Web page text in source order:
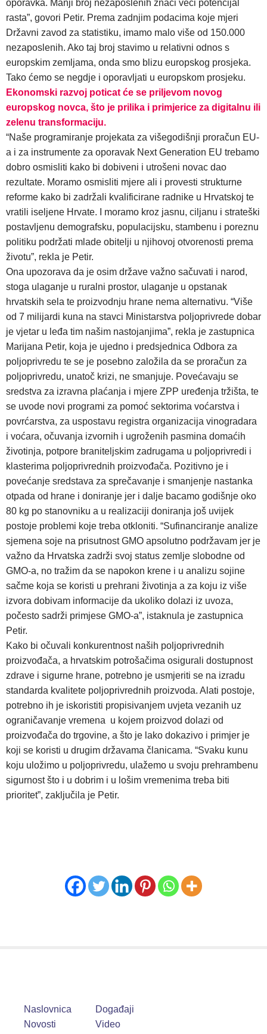
oporavka. Manji broj nezaposlenih znači veći potencijal
rasta”, govori Petir. Prema zadnjim podacima koje mjeri
Državni zavod za statistiku, imamo malo više od 150.000
nezaposlenih. Ako taj broj stavimo u relativni odnos s
europskim zemljama, onda smo blizu europskog prosjeka.
Tako ćemo se negdje i oporavljati u europskom prosjeku.
Ekonomski razvoj poticat će se priljevom novog
europskog novca, što je prilika i primjerice za digitalnu ili
zelenu transformaciju.
“Naše programiranje projekata za višegodišnji proračun EU-
a i za instrumente za oporavak Next Generation EU trebamo
dobro osmisliti kako bi dobiveni i utrošeni novac dao
rezultate. Moramo osmisliti mjere ali i provesti strukturne
reforme kako bi zadržali kvalificirane radnike u Hrvatskoj te
vratili iseljene Hrvate. I moramo kroz jasnu, ciljanu i strateški
postavljenu demografsku, populacijsku, stambenu i poreznu
politiku podržati mlade obitelji u njihovoj otvorenosti prema
životu”, rekla je Petir.
Ona upozorava da je osim države važno sačuvati i narod,
stoga ulaganje u ruralni prostor, ulaganje u opstanak
hrvatskih sela te proizvodnju hrane nema alternativu. “Više
od 7 milijardi kuna na stavci Ministarstva poljoprivrede dobar
je vjetar u leđa tim našim nastojanjima”, rekla je zastupnica
Marijana Petir, koja je ujedno i predsjednica Odbora za
poljoprivredu te se je posebno založila da se proračun za
poljoprivredu, unatoč krizi, ne smanjuje. Povećavaju se
sredstva za izravna plaćanja i mjere ZPP uređenja tržišta, te
se uvode novi programi za pomoć sektorima voćarstva i
povrćarstva, za uspostavu registra organizacija vinogradara
i voćara, očuvanja izvornih i ugroženih pasmina domaćih
životinja, potpore braniteljskim zadrugama u poljoprivredi i
klasterima poljoprivrednih proizvođača. Pozitivno je i
povećanje sredstava za sprečavanje i smanjenje nastanka
otpada od hrane i doniranje jer i dalje bacamo godišnje oko
80 kg po stanovniku a u realizaciji doniranja još uvijek
postoje problemi koje treba otkloniti. “Sufinanciranje analize
sjemena soje na prisutnost GMO apsolutno podržavam jer je
važno da Hrvatska zadrži svoj status zemlje slobodne od
GMO-a, no tražim da se napokon krene i u analizu sojine
sačme koja se koristi u prehrani životinja a za koju iz više
izvora dobivam informacije da ukoliko dolazi iz uvoza,
počesto sadrži primjese GMO-a”, istaknula je zastupnica
Petir.
Kako bi očuvali konkurentnost naših poljoprivrednih
proizvođača, a hrvatskim potrošačima osigurali dostupnost
zdrave i sigurne hrane, potrebno je usmjeriti se na izradu
standarda kvalitete poljoprivrednih proizvoda. Alati postoje,
potrebno ih je iskoristiti propisivanjem uvjeta vezanih uz
ograničavanje vremena u kojem proizvod dolazi od
proizvođača do trgovine, a što je lako dokazivo i primjer je
koji se koristi u drugim državama članicama. “Svaku kunu
koju uložimo u poljoprivredu, ulažemo u svoju prehrambenu
sigurnost što i u dobrim i u lošim vremenima treba biti
prioritet”, zaključila je Petir.
Naslovnica
Novosti
Događaji
Video